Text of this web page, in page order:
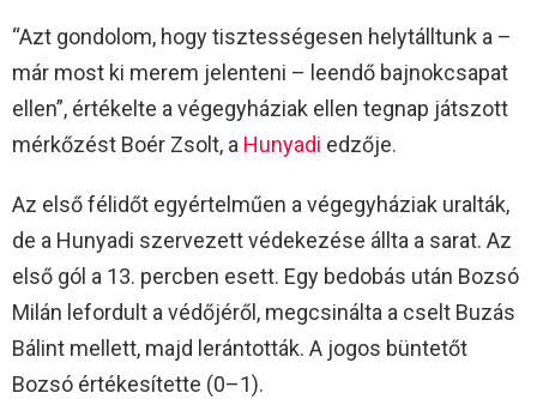
“Azt gondolom, hogy tisztességesen helytálltunk a –
már most ki merem jelenteni – leendő bajnokcsapat
ellen”, értékelte a végegyháziak ellen tegnap játszott
mérkőzést Boér Zsolt, a Hunyadi edzője.
Az első félidőt egyértelműen a végegyháziak uralták,
de a Hunyadi szervezett védekezése állta a sarat. Az
első gól a 13. percben esett. Egy bedobás után Bozsó
Milán lefordult a védőjéről, megcsinálta a cselt Buzás
Bálint mellett, majd lerántották. A jogos büntetőt
Bozsó értékesítette (0–1).